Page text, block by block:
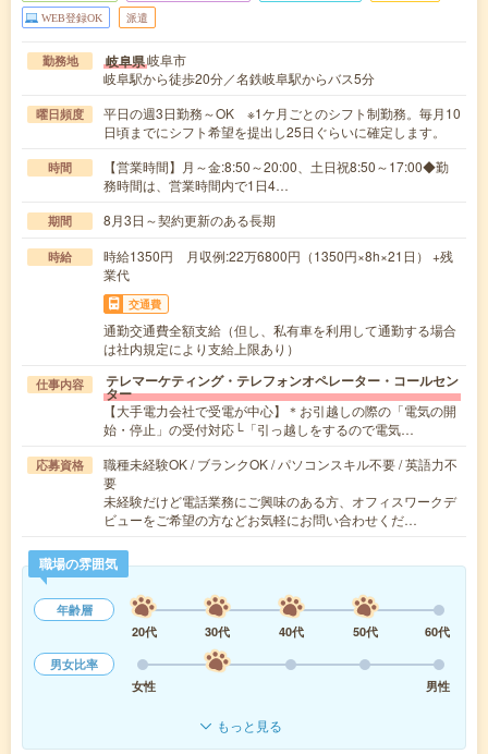
WEB登録OK 派遣
勤務地 岐阜県岐阜市
岐阜駅から徒歩20分／名鉄岐阜駅からバス5分
曜日頻度
平日の週3日勤務～OK ※1ケ月ごとのシフト制勤務。毎月10
日頃までにシフト希望を提出し25日ぐらいに確定します。
時間
【営業時間】月～金:8:50～20:00、土日祝8:50～17:00◆勤
務時間は、営業時間内で1日4…
期間 8月3日～契約更新のある長期
時給
時給1350円 月収例:22万6800円（1350円×8h×21日） +残
業代
交通費
通勤交通費全額支給（但し、私有車を利用して通勤する場合
は社内規定により支給上限あり）
仕事内容 テレマーケティング・テレフォンオペレーター・コールセン
ター
【大手電力会社で受電が中心】＊お引越しの際の「電気の開
始・停止」の受付対応└「引っ越しをするので電気…
応募資格
職種未経験OK / ブランクOK / パソコンスキル不要 / 英語力不
要
未経験だけど電話業務にご興味のある方、オフィスワークデ
ビューをご希望の方などお気軽にお問い合わせくだ…
職場の雰囲気
年齢層
20代
30代 40代 50代
60代
男女比率
女性
男性
もっと見る